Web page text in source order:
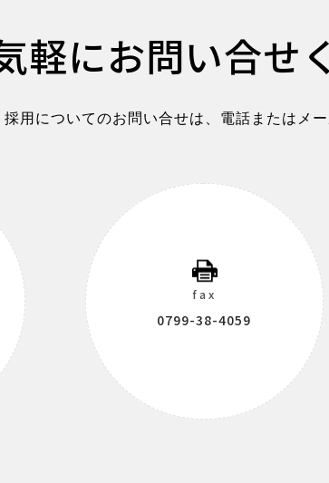
軽にお問い合せ
用についてのお問い合せは、電話またはメ
fax
0799-38-4059